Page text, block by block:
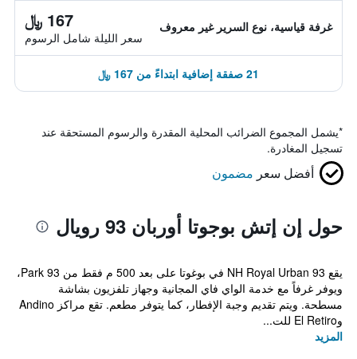
غرفة قياسية، نوع السرير غير معروف 167 ﷼
سعر الليلة شامل الرسوم
21 صفقة إضافية ابتداءً من 167 ﷼
*يشمل المجموع الضرائب المحلية المقدرة والرسوم المستحقة عند
تسجيل المغادرة.
أفضل سعر مضمون
حول إن إتش بوجوتا أوربان 93 رويال
يقع NH Royal Urban 93 في بوغوتا على بعد 500 م فقط من 93 Park،
ويوفر غرفاً مع خدمة الواي فاي المجانية وجهاز تلفزيون بشاشة
مسطحة. ويتم تقديم وجبة الإفطار، كما يتوفر مطعم. تقع مراكز Andino
وEl Retiro للت...
المزيد